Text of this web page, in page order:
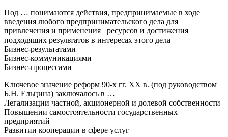
Под … понимаются действия, предпринимаемые в ходе
введения любого предпринимательского дела для
привлечения и применения ресурсов и достижения
подходящих результатов в интересах этого дела
Бизнес-результатами
Бизнес-коммуникациями
Бизнес-процессами
Ключевое значение реформ 90-х гг. ХХ в. (под руководством
Б.Н. Ельцина) заключалось в …
Легализации частной, акционерной и долевой собственности
Повышении самостоятельности государственных
предприятий
Развитии кооперации в сфере услуг